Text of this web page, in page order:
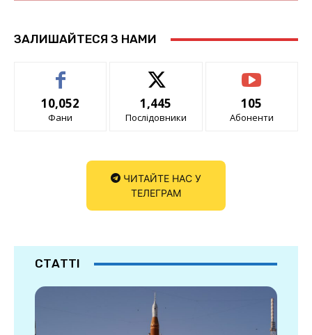
ЗАЛИШАЙТЕСЯ З НАМИ
10,052
Фани
1,445
Послідовники
105
Абоненти
ЧИТАЙТЕ НАС У
ТЕЛЕГРАМ
СТАТТІ